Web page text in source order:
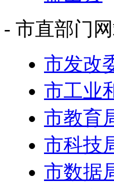
- 市直部门
市发改
市工业
市教育
市科技
市数据